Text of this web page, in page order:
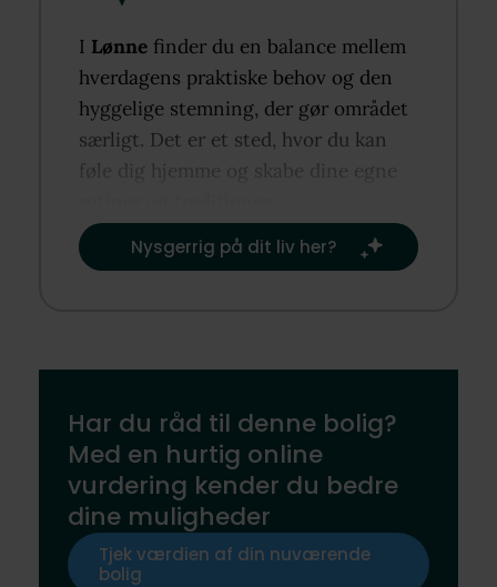
I Lønne finder du en balance mellem
hverdagens praktiske behov og den
hyggelige stemning, der gør området
særligt. Det er et sted, hvor du kan
føle dig hjemme og skabe dine egne
Nysgerrig på dit liv her?​
Har du råd til denne bolig?
Med en hurtig online
vurdering kender du bedre
dine muligheder
Tjek værdien af din nuværende
bolig